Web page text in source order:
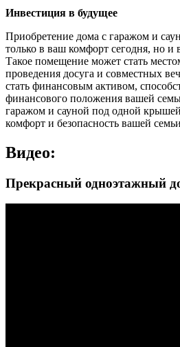
Инвестиция в будущее
Приобретение дома с гаражом и
только в ваш комфорт сегодня, но и
Такое помещение может стать
проведения досуга и совместных
стать финансовым активом,
финансового положения вашей
гаражом и сауной под одной
комфорт и безопасность вашей
Видео:
Прекрасный одноэтажный